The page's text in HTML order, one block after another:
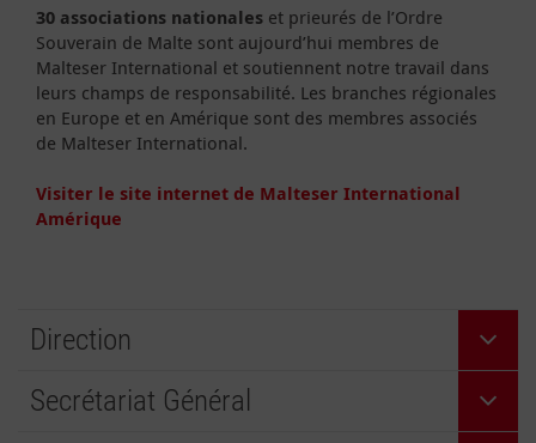
30 associations nationales et prieurés de l’Ordre
Souverain de Malte sont aujourd’hui membres de
Malteser International et soutiennent notre travail dans
leurs champs de responsabilité. Les branches régionales
en Europe et en Amérique sont des membres associés
de Malteser International.
Visiter le site internet de Malteser International
Amérique
Direction
Secrétariat Général